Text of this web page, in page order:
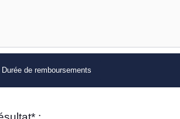
Durée de remboursements